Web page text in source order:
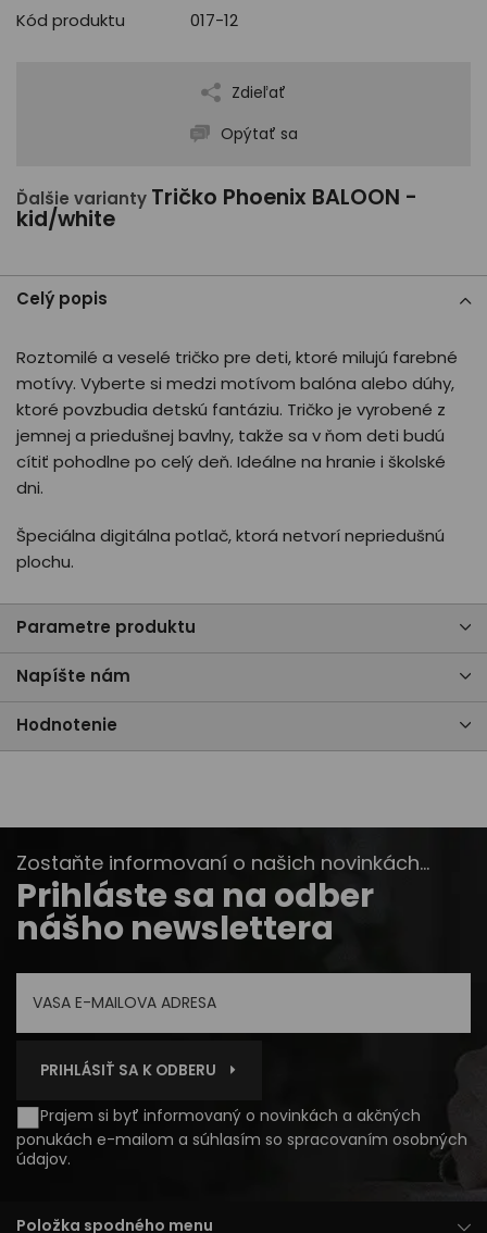
Kód produktu
017-12
Zdieľať
Opýtať sa
Ďalšie varianty Tričko Phoenix BALOON -
kid/white
Celý popis
Roztomilé a veselé tričko pre deti, ktoré milujú farebné
motívy. Vyberte si medzi motívom balóna alebo dúhy,
ktoré povzbudia detskú fantáziu. Tričko je vyrobené z
jemnej a priedušnej bavlny, takže sa v ňom deti budú
cítiť pohodlne po celý deň. Ideálne na hranie i školské
dni.
Špeciálna digitálna potlač, ktorá netvorí nepriedušnú
plochu.
Parametre produktu
Napíšte nám
Hodnotenie
Zostaňte informovaní o našich novinkách...
Prihláste sa na odber
nášho newslettera
PRIHLÁSIŤ SA K ODBERU
Prajem si byť informovaný o novinkách a akčných
ponukách e-mailom a súhlasím so spracovaním osobných
údajov.
Položka spodného menu